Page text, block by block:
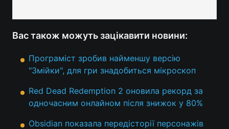
Вас також можуть зацікавити новини:
Програміст зробив найменшу версію
"Змійки", для гри знадобиться мікроскоп
Red Dead Redemption 2 оновила рекорд за
одночасним онлайном після знижок у 80%
Obsidian показала передісторії персонажів